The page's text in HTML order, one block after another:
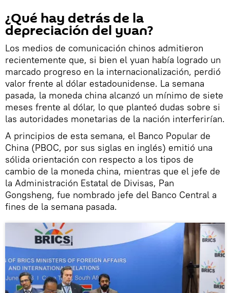
¿Qué hay detrás de la
depreciación del yuan?
Los medios de comunicación chinos admitieron
recientemente que, si bien el yuan había logrado un
marcado progreso en la internacionalización, perdió
valor frente al dólar estadounidense. La semana
pasada, la moneda china alcanzó un mínimo de siete
meses frente al dólar, lo que planteó dudas sobre si
las autoridades monetarias de la nación interferirían.
A principios de esta semana, el Banco Popular de
China (PBOC, por sus siglas en inglés) emitió una
sólida orientación con respecto a los tipos de
cambio de la moneda china, mientras que el jefe de
la Administración Estatal de Divisas, Pan
Gongsheng, fue nombrado jefe del Banco Central a
fines de la semana pasada.